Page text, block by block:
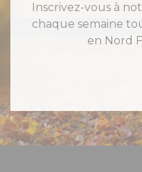
Inscrivez-vous à
chaque semaine
en Nord